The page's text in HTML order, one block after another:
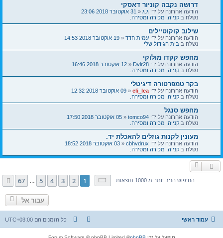
דרושה נקבה קוניור דאסקי
הודעה אחרונה על ידי ג.ג «31 אוקטובר 2018 23:06
נשלח בקנייה, מכירה ומסירה.
שילוב קוקוטיילים
הודעה אחרונה על ידי עמית חדד«19 אוקטובר 2018 14:53
נשלח בבית הגידול שלי
מחפש קקדו מולוקי
הודעה אחרונה על ידי Dvir28
«12 אוקטובר 2018 16:46
נשלח בקנייה, מכירה ומסירה.
בקר טמפרטורה דיגיטלי
הודעה אחרונה על ידי eli_lea
«09 אוקטובר 2018 12:32
נשלח בקנייה, מכירה ומסירה.
מחפש סנגל
הודעה אחרונה על ידי tomco94
«05 אוקטובר 2018 17:50
נשלח בקנייה, מכירה ומסירה.
מעונין לקנות גוזלים להאכלת יד.
הודעה אחרונה על ידי cbhvdrux
«03 אוקטובר 2018 18:52
נשלח בקנייה, מכירה ומסירה.
החיפוש הניב יותר מ 1000 תוצאות דף1מתוך67
1
2
3
4
5
67 הבא
עבור אל
עמוד ראשי כל הזמנים הם UTC+03:00